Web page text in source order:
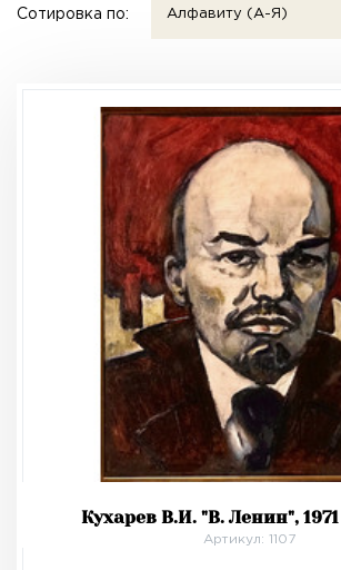
Сотировка по: Алфавиту (А-Я)
Кухарев В.И. "В. Ленин",
Артикул: 1107